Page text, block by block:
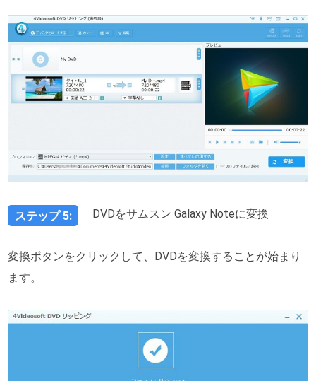
ステップ 5: DVDをサムスン Galaxy Noteに変換
変換ボタンをクリックして、DVDを変換することが始まり
ます。